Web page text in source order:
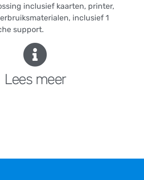
inclusief kaarten, printer,
inclusief 1
support.
Lees meer